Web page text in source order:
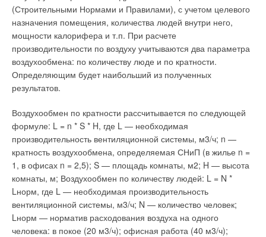
(Строительными Нормами и Правилами), с учетом целевого
назначения помещения, количества людей внутри него,
мощности калорифера и т.п. При расчете
производительности по воздуху учитываются два параметра
воздухообмена: по количеству люде и по кратности.
Определяющим будет наибольший из полученных
результатов.
Воздухообмен по кратности рассчитывается по следующей
формуле: L = n * S * H, где L — необходимая
производительность вентиляционной системы, м3/ч; n —
кратность воздухообмена, определяемая СНиП (в жилье n =
1, в офисах n = 2,5); S — площадь комнаты, м2; H — высота
комнаты, м; Воздухообмен по количеству людей: L = N *
Lнорм, где L — необходимая производительность
вентиляционной системы, м3/ч; N — количество человек;
Lнорм — норматив расходования воздуха на одного
человека: в покое (20 м3/ч); офисная работа (40 м3/ч);